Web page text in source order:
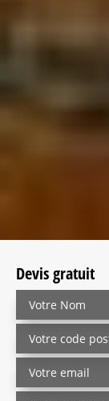
Devis gratuit